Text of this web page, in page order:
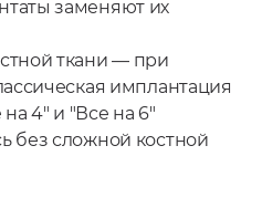
заменяют их
ткани — при
имплантация
4" и "Все на 6"
без сложной костной